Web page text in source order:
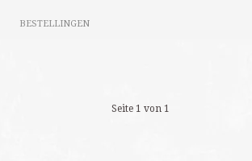
BESTELLINGEN
Seite 1 von 1